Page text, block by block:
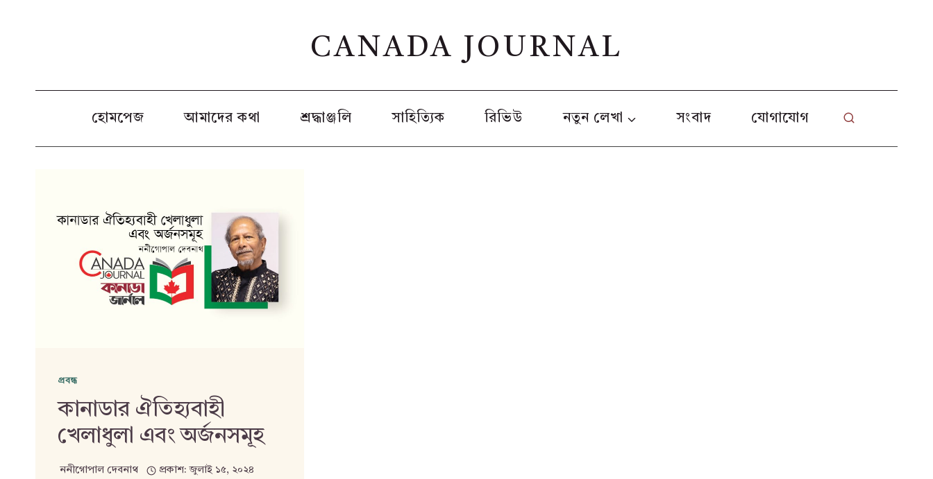
CANADA JOURNAL
হোমপেজ আমাদের কথা শ্রদ্ধাঞ্জলি সাহিত্যিক রিভিউ নতুন লেখা সংবাদ যোগাযোগ
প্রবন্ধ
কানাডার ঐতিহ্যবাহী
খেলাধুলা এবং অর্জনসমূহ
ননীগোপাল দেবনাথ প্রকাশ: জুলাই ১৫, ২০২৪